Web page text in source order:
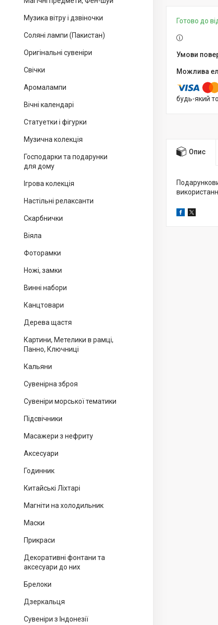
Музика вітру і дзвіночки
Соляні лампи (Пакистан)
Оригінальні сувеніри
Свічки
Аромалампи
Вічні календарі
Статуетки і фігурки
Музична колекція
Господарки та подарунки
для дому
Ігрова колекція
Настільні релаксанти
Скарбнички
Віяла
Фоторамки
Ножі, замки
Винні набори
Канцтовари
Дерева щастя
Картини, Метелики в рамці,
Панно, Ключниці
Кальяни
Сувенірна зброя
Сувеніри морської тематики
Підсвічники
Масажери з нефриту
Аксесуари
Годинник
Китайські Ліхтарі
Магніти на холодильник
Маски
Прикраси
Декоративні фонтани та
аксесуари до них
Брелоки
Дзеркальця
Сувеніри з Індонезії
Готово до
будь-який
Опис